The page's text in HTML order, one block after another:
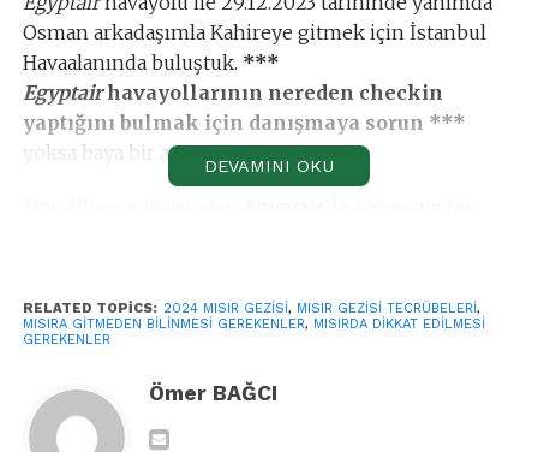
Osman arkadaşımla Kahireye gitmek için İstanbul
Havaalanında buluştuk. ***
Egyptairhavayollarının nereden checkin
yaptığını bulmak için danışmaya sorun ***
yoksa baya bir ararsınız.
Uçaktan inmeden hosteslerEgyptair tanıtım kartı
dağıtıyor ve bu kart pasaport kontrol sırasında polis
tarafından isteniyor. Kartı inince yada uçakta
doldurmalısınız.
DEVAMINI OKU
RELATED TOPICS: 2024 MISIR GEZISI, MISIR GEZISI TECRÜBELERI,
MISIRA GITMEDEN BILINMESI GEREKENLER, MISIRDA DIKKAT EDILMESI
GEREKENLER
Ömer BAĞCI